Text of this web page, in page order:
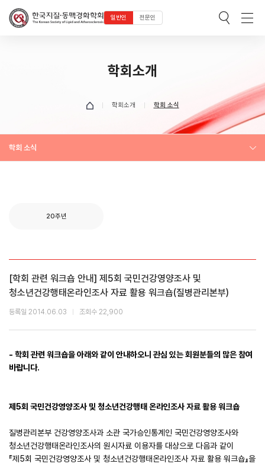
일반인 전문인
학회소개
학회소개 학회 소식
학회 소식
20주년
[학회 관련 워크숍 안내] 제5회 국민건강영양조사 및
청소년건강행태온라인조사 자료 활용 워크숍(질병관리본부)
등록일 2014.06.03 조회수 22,900
- 학회 관련 워크숍을 아래와 같이 안내하오니 관심 있는 회원분들의 많은 참여
바랍니다.
제 5회 국민건강영양조사 및 청소년건강행태 온라인조사 자료 활용 워크숍
질병관리본부 건강영양조사과 소관 국가승인통계인 국민건강영양조사와
청소년건강행태온라인조사의 원시자료 이용자를 대상으로 다음과 같이
『제 5회 국민건강영양조사 및 청소년건강행태온라인조사 자료 활용 워크숍』을